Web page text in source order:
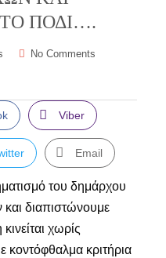
ΠΟΔΙ….
No Comments
Viber
Email
του δημάρχου
και διαπιστώνουμε
χωρίς
κοντόφθαλμα κριτήρια